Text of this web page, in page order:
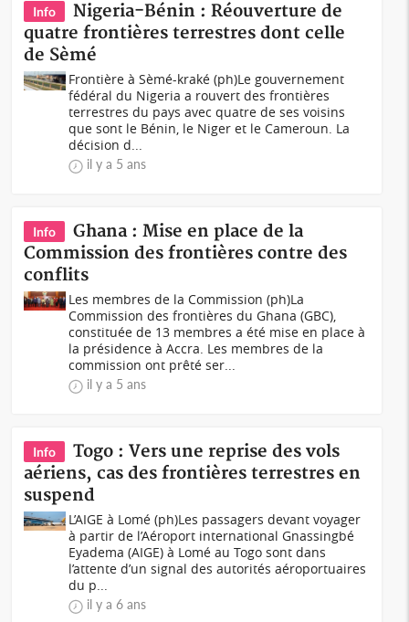
Info
Nigeria-Bénin : Réouverture de
quatre frontières terrestres dont celle
de Sèmé
Frontière à Sèmé-kraké (ph)Le gouvernement
fédéral du Nigeria a rouvert des frontières
terrestres du pays avec quatre de ses voisins
que sont le Bénin, le Niger et le Cameroun. La
décision d...
il y a 5 ans
Info
Ghana : Mise en place de la
Commission des frontières contre des
conflits
Les membres de la Commission (ph)La
Commission des frontières du Ghana (GBC),
constituée de 13 membres a été mise en place à
la présidence à Accra. Les membres de la
commission ont prêté ser...
il y a 5 ans
Info
Togo : Vers une reprise des vols
aériens, cas des frontières terrestres en
suspend
L’AIGE à Lomé (ph)Les passagers devant voyager
à partir de l’Aéroport international Gnassingbé
Eyadema (AIGE) à Lomé au Togo sont dans
l’attente d’un signal des autorités aéroportuaires
du p...
il y a 6 ans